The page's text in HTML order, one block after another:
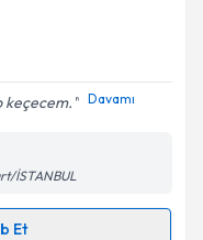
keçecem. Davamı
İSTANBUL
Et